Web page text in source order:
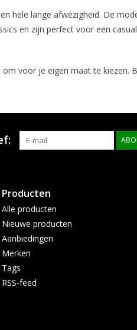
hele lange afwezigheid. De
en zijn perfect voor een
voor je eigen maat te kiezen.
Producten
Alle producten
Nieuwe producten
Aanbiedingen
Merken
Tags
RSS-feed